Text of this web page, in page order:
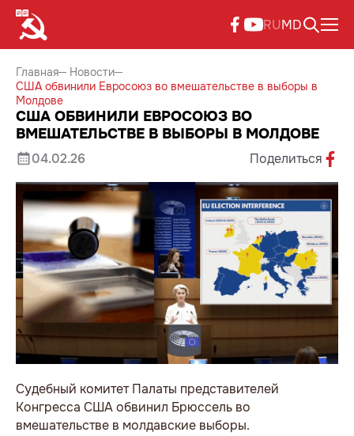
RUMD
Главная
Новости
США обвинили Евросоюз во вмешательстве в выборы в
Молдове
США ОБВИНИЛИ ЕВРОСОЮЗ ВО
ВМЕШАТЕЛЬСТВЕ В ВЫБОРЫ В МОЛДОВЕ
04.02.26 Поделиться
Судебный комитет Палаты представителей
Конгресса США обвинил Брюссель во
вмешательстве в молдавские выборы.